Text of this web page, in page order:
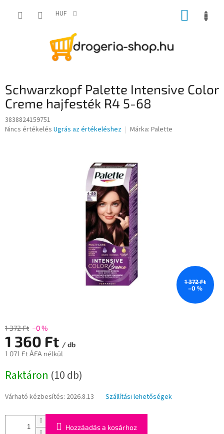
HUF KOSÁR
Schwarzkopf Palette Intensive Color
Creme hajfesték R4 5-68
3838824159751
A
Nincs értékelés Ugrás az értékeléshez Márka: Palette
1 372 Ft
–0 %
1 372 Ft –0 %
1 360 Ft / db
1 071 Ft ÁFA nélkül
Raktáron (10 db)
Várható kézbesítés: 2026.8.13 Szállítási lehetőségek
Hozzáadás a kosárhoz